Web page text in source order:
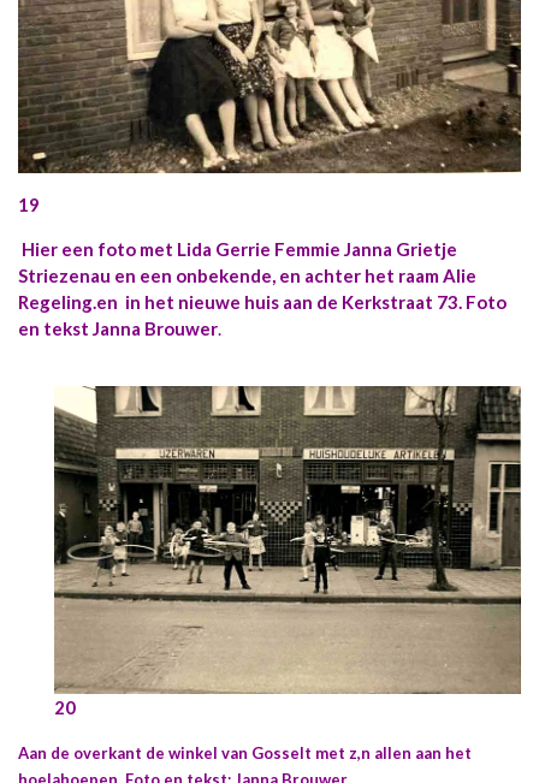
19
Hier een foto met Lida Gerrie Femmie Janna Grietje
Striezenau en een onbekende, en achter het raam Alie
Regeling.en in het nieuwe huis aan de Kerkstraat 73. Foto
en tekst Janna Brouwer.
20
Aan de overkant de winkel van Gosselt met z,n allen aan het